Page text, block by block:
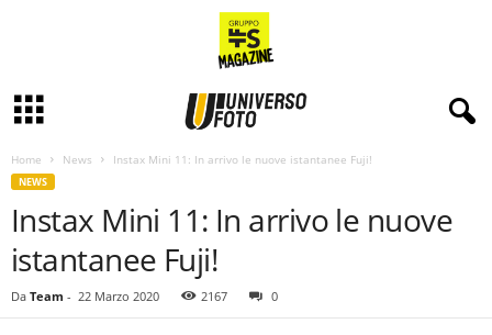
Home News Instax Mini 11: In arrivo le nuove istantanee Fuji!
NEWS
Instax Mini 11: In arrivo le nuove
istantanee Fuji!
Da Team - 22 Marzo 2020 2167 0